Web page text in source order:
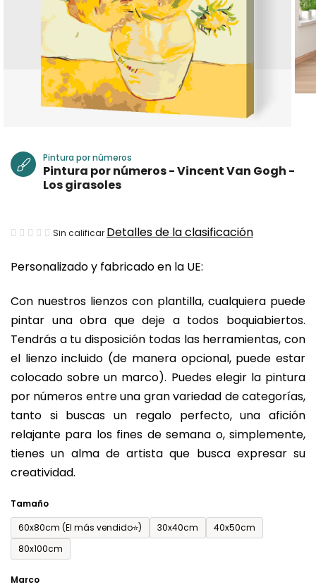
Personalizado y fabricado en la UE:
Con nuestros lienzos con plantilla, cualquiera puede
pintar una obra que deje a todos boquiabiertos.
Tendrás a tu disposición todas las herramientas, con
el lienzo incluido (de manera opcional, puede estar
colocado sobre un marco). Puedes elegir la pintura
por números entre una gran variedad de categorías,
tanto si buscas un regalo perfecto, una afición
relajante para los fines de semana o, simplemente,
tienes un alma de artista que busca expresar su
creatividad.
Tamaño
60x80cm (El más vendido⭐)
30x40cm
40x50cm
80x100cm
Marco
Pintura por números
Pintura por números - Vincent Van Gogh -
Los girasoles
La
media
producto
es
de
0,0
sobre
5
estrellas.
Sin calificar Detalles de la clasificación